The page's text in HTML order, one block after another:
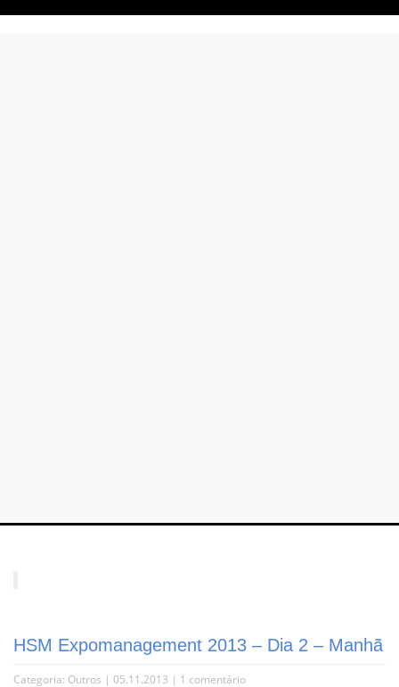
HSM Expomanagement 2013 – Dia 2 – Manhã
Categoria: Outros | 05.11.2013 | 1 comentário